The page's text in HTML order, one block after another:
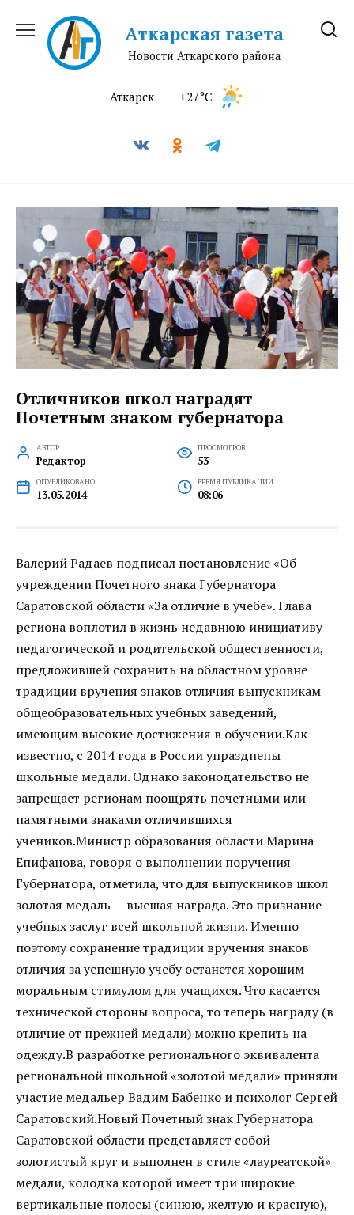
содержанию
Аткарская газета
Новости Аткарского района
Аткарск +27°C
Отличников школ наградят
Почетным знаком губернатора
АВТОР
Редактор
ПРОСМОТРОВ
53
ОПУБЛИКОВАНО
13.05.2014
ВРЕМЯ ПУБЛИКАЦИИ
08:06
Валерий Радаев подписал постановление «Об
учреждении Почетного знака Губернатора
Саратовской области «За отличие в учебе». Глава
региона воплотил в жизнь недавнюю инициативу
педагогической и родительской общественности,
предложившей сохранить на областном уровне
традиции вручения знаков отличия выпускникам
общеобразовательных учебных заведений,
имеющим высокие достижения в обучении.Как
известно, с 2014 года в России упразднены
школьные медали. Однако законодательство не
запрещает регионам поощрять почетными или
памятными знаками отличившихся
учеников.Министр образования области Марина
Епифанова, говоря о выполнении поручения
Губернатора, отметила, что для выпускников школ
золотая медаль — высшая награда. Это признание
учебных заслуг всей школьной жизни. Именно
поэтому сохранение традиции вручения знаков
отличия за успешную учебу останется хорошим
моральным стимулом для учащихся. Что касается
технической стороны вопроса, то теперь награду (в
отличие от прежней медали) можно крепить на
одежду.В разработке регионального эквивалента
региональной школьной «золотой медали» приняли
участие медальер Вадим Бабенко и психолог Сергей
Саратовский.Новый Почетный знак Губернатора
Саратовской области представляет собой
золотистый круг и выполнен в стиле «лауреатской»
медали, колодка которой имеет три широкие
вертикальные полосы (синюю, желтую и красную),